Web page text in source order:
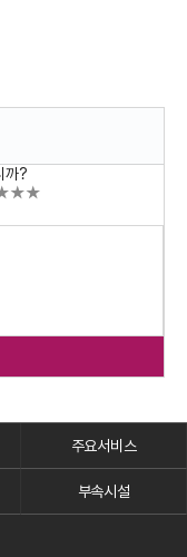
까?
주요서비스
부속시설